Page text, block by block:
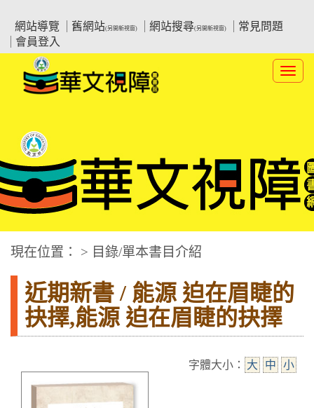
要
網站導覽
舊網站(另開新視窗) 網站搜尋(另開新視窗)
常見問題
會員登入
:::中央區塊
華文視障電子圖書網
現在位置： > 目錄/單本書目介紹
近期新書 / 能源 迫在眉睫的
抉擇,能源 迫在眉睫的抉擇
字體大小： 大 中 小